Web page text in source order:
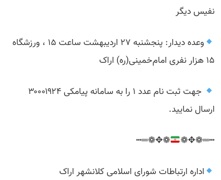
نفیس دیگر
وعده دیدار: پنجشنبه ۲۷ اردیبهشت ساعت ۱۵ ، ورزشگاه
۱۵ هزار نفری امام‌خمینی(ره) اراک
جهت ثبت نام عدد ۱ را به سامانه پیامکی ۳۰۰۰۱۹۲۴
ارسال نمایید.
┅═❁✥❁
❁✥❁═┅
اداره ارتباطات شورای اسلامی کلانشهر اراک